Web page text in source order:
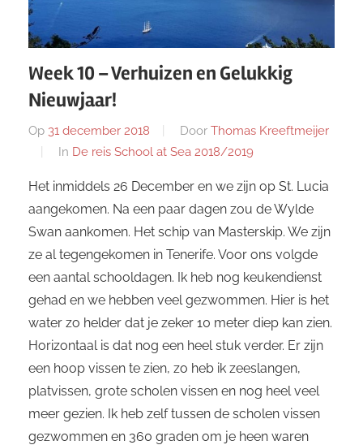
Week 10 – Verhuizen en Gelukkig
Nieuwjaar!
Op 31 december 2018 DoorThomas Kreeftmeijer
In De reis School at Sea 2018/2019
Het inmiddels 26 December en we zijn op St. Lucia
aangekomen. Na een paar dagen zou de Wylde
Swan aankomen. Het schip van Masterskip. We zijn
ze al tegengekomen in Tenerife. Voor ons volgde
een aantal schooldagen. Ik heb nog keukendienst
gehad en we hebben veel gezwommen. Hier is het
water zo helder dat je zeker 10 meter diep kan zien.
Horizontaal is dat nog een heel stuk verder. Er zijn
een hoop vissen te zien, zo heb ik zeeslangen,
platvissen, grote scholen vissen en nog heel veel
meer gezien. Ik heb zelf tussen de scholen vissen
gezwommen en 360 graden om je heen waren